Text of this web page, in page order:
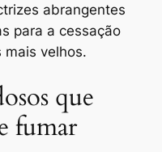
abrangentes
para a cessação
velhos.
que
fumar